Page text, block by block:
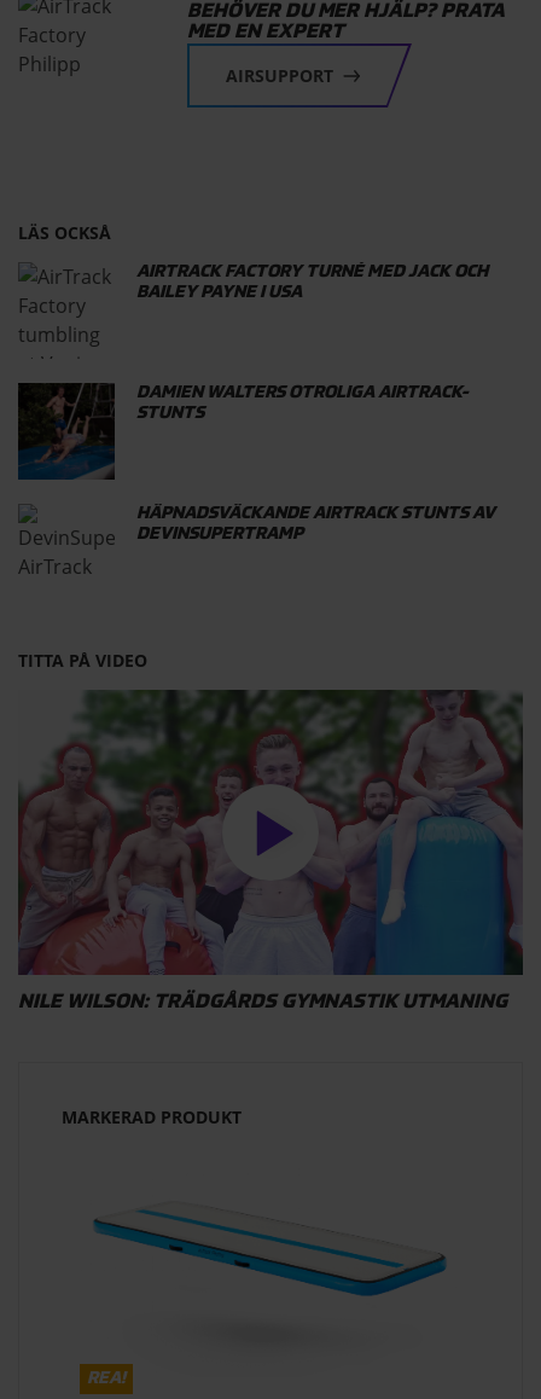
BEHÖVER DU MER HJÄLP? PRATA
MED EN EXPERT
AIRSUPPORT
LÄS OCKSÅ
AIRTRACK FACTORY TURNÉ MED JACK OCH
BAILEY PAYNE I USA
DAMIEN WALTERS OTROLIGA AIRTRACK-
STUNTS
HÄPNADSVÄCKANDE AIRTRACK STUNTS AV
DEVINSUPERTRAMP
TITTA PÅ VIDEO
NILE WILSON: TRÄDGÅRDS GYMNASTIK UTMANING
MARKERAD PRODUKT
REA!